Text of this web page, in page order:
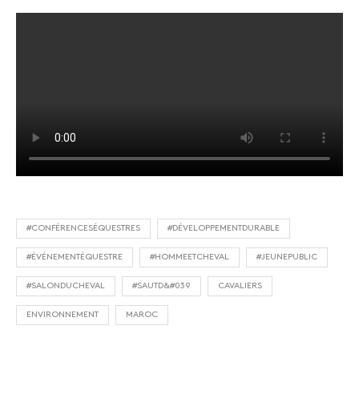
#CONFÉRENCESÉQUESTRES #DÉVELOPPEMENTDURABLE
#ÉVÉNEMENTÉQUESTRE #HOMMEETCHEVAL #JEUNEPUBLIC
#SALONDUCHEVAL #SAUTD&#039 CAVALIERS
ENVIRONNEMENT MAROC